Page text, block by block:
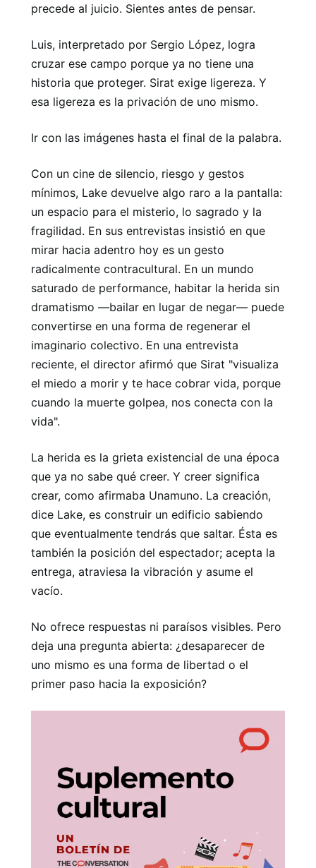
precede al juicio. Sientes antes de pensar.
Luis, interpretado por Sergio López, logra
cruzar ese campo porque ya no tiene una
historia que proteger. Sirat exige ligereza. Y
esa ligereza es la privación de uno mismo.
Ir con las imágenes hasta el final de la palabra.
Con un cine de silencio, riesgo y gestos
mínimos, Lake devuelve algo raro a la pantalla:
un espacio para el misterio, lo sagrado y la
fragilidad. En sus entrevistas insistió en que
mirar hacia adentro hoy es un gesto
radicalmente contracultural. En un mundo
saturado de performance, habitar la herida sin
dramatismo —bailar en lugar de negar— puede
convertirse en una forma de regenerar el
imaginario colectivo. En una entrevista
reciente, el director afirmó que Sirat "visualiza
el miedo a morir y te hace cobrar vida, porque
cuando la muerte golpea, nos conecta con la
vida".
La herida es la grieta existencial de una época
que ya no sabe qué creer. Y creer significa
crear, como afirmaba Unamuno. La creación,
dice Lake, es construir un edificio sabiendo
que eventualmente tendrás que saltar. Ésta es
también la posición del espectador; acepta la
entrega, atraviesa la vibración y asume el
vacío.
No ofrece respuestas ni paraísos visibles. Pero
deja una pregunta abierta: ¿desaparecer de
uno mismo es una forma de libertad o el
primer paso hacia la exposición?